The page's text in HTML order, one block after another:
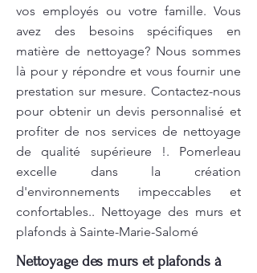
vos employés ou votre famille. Vous
avez des besoins spécifiques en
matière de nettoyage? Nous sommes
là pour y répondre et vous fournir une
prestation sur mesure. Contactez-nous
pour obtenir un devis personnalisé et
profiter de nos services de nettoyage
de qualité supérieure !. Pomerleau
excelle dans la création
d'environnements impeccables et
confortables.. Nettoyage des murs et
plafonds à Sainte-Marie-Salomé
Nettoyage des murs et plafonds à